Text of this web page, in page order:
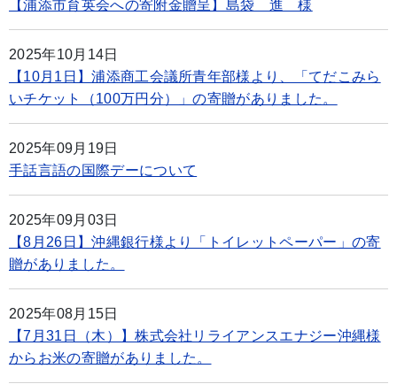
【浦添市育英会への寄附金贈呈】島袋 進 様
2025年10月14日
【10月1日】浦添商工会議所青年部様より、「てだこみら
いチケット（100万円分）」の寄贈がありました。
2025年09月19日
手話言語の国際デーについて
2025年09月03日
【8月26日】沖縄銀行様より「トイレットペーパー」の寄
贈がありました。
2025年08月15日
【7月31日（木）】株式会社リライアンスエナジー沖縄様
からお米の寄贈がありました。